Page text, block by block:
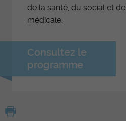
de la santé, du social et de
médicale.
Consultez le
programme